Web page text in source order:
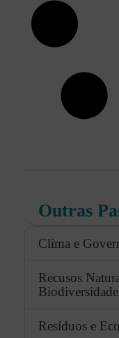
Outras
Clima e
Recusos
Biodiversidade
Resíduos e